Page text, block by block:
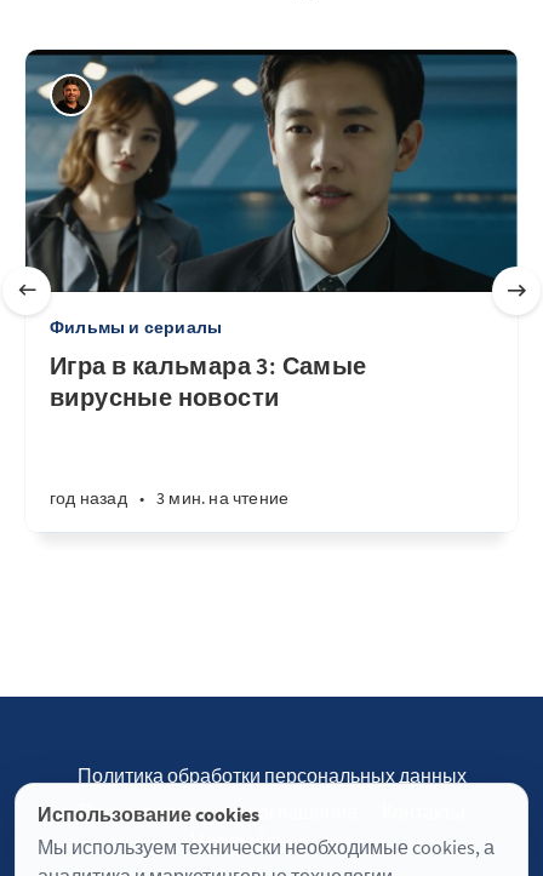
Фильмы и сериалы
Игра в кальмара 3: Самые
вирусные новости
год назад • 3 мин. на чтение
Использование cookies
Мы используем технически необходимые cookies, а
Политика обработки персональных данных
Пользовательское соглашение
Настройки cookies